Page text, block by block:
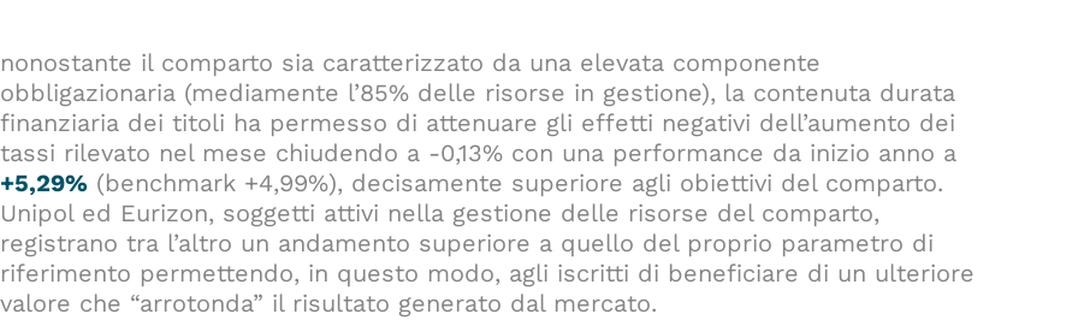
nonostante il comparto sia caratterizzato da una elevata componente
obbligazionaria (mediamente l’85% delle risorse in gestione), la contenuta durata
finanziaria dei titoli ha permesso di attenuare gli effetti negativi dell’aumento dei
tassi rilevato nel mese chiudendo a -0,13% con una performance da inizio anno a
+5,29% (benchmark +4,99%), decisamente superiore agli obiettivi del comparto.
Unipol ed Eurizon, soggetti attivi nella gestione delle risorse del comparto,
registrano tra l’altro un andamento superiore a quello del proprio parametro di
riferimento permettendo, in questo modo, agli iscritti di beneficiare di un ulteriore
valore che “arrotonda” il risultato generato dal mercato.